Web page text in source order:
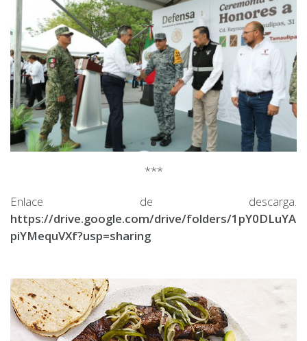
***
Enlace de descarga.
https://drive.google.com/drive/folders/
piYMequVXf?usp=sharing